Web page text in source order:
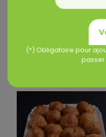
Plateau « Convivial »
Dispo en 2j
21,90
(*) Obligatoire pour